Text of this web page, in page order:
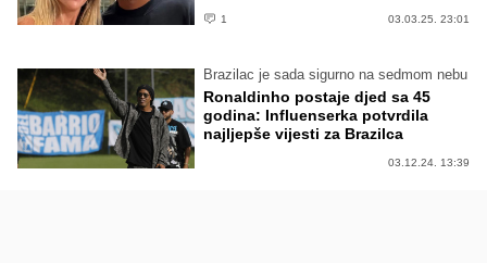
1 03.03.25. 23:01
Brazilac je sada sigurno na sedmom nebu
Ronaldinho postaje djed sa 45
godina: Influenserka potvrdila
najljepše vijesti za Brazilca
03.12.24. 13:39